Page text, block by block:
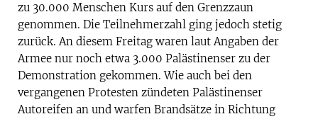
zu 30.000 Menschen Kurs auf den Grenzzaun
genommen. Die Teilnehmerzahl ging jedoch stetig
zurück. An diesem Freitag waren laut Angaben der
Armee nur noch etwa 3.000 Palästinenser zu der
Demonstration gekommen. Wie auch bei den
vergangenen Protesten zündeten Palästinenser
Autoreifen an und warfen Brandsätze in Richtung